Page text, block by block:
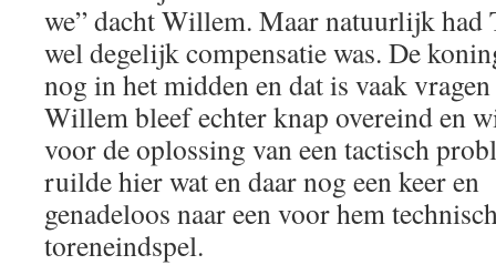
we” dacht Willem. Maar natuurlijk had
wel degelijk compensatie was. De
nog in het midden en dat is vaak
Willem bleef echter knap overeind en
voor de oplossing van een tactisch
ruilde hier wat en daar nog een keer
genadeloos naar een voor hem
toreneindspel.